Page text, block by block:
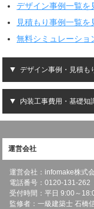
デザイン事例一覧を
見積もり事例一覧を
無料シミュレーショ
デザイン事例・見積も
内装工事費用・基礎知
運営会社
運営会社：infomake株式
電話番号：0120-131-262
受付時間：平日 9:00～
監修者：一級建築士 石橋